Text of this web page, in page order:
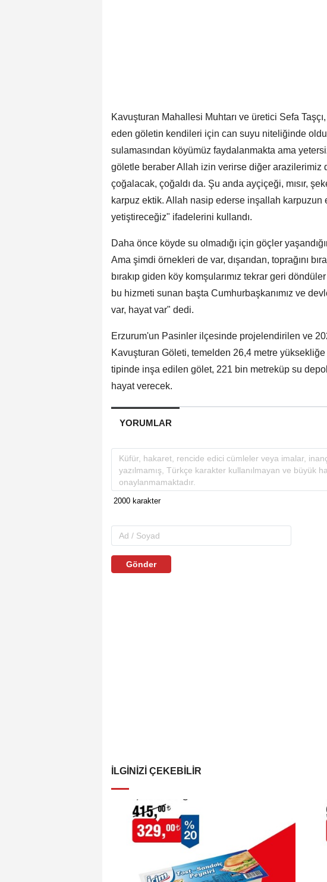
Kavuşturan Mahallesi Muhtarı ve üretici Sefa Taşçı,
eden göletin kendileri için can suyu niteliğinde
sulamasından köyümüz faydalanmakta ama
göletle beraber Allah izin verirse diğer arazilerimiz
çoğalacak, çoğaldı da. Şu anda ayçiçeği, mısır,
karpuz ektik. Allah nasip ederse inşallah
yetiştireceğiz" ifadelerini kullandı.
Daha önce köyde su olmadığı için göçler
Ama şimdi örnekleri de var, dışarıdan, toprağını
bırakıp giden köy komşularımız tekrar geri
bu hizmeti sunan başta Cumhurbaşkanımız ve
var, hayat var" dedi.
Erzurum'un Pasinler ilçesinde projelendirilen ve
Kavuşturan Göleti, temelden 26,4 metre
tipinde inşa edilen gölet, 221 bin metreküp su
hayat verecek.
YORUMLAR
Gönder
İLGINIZI ÇEKEBILIR